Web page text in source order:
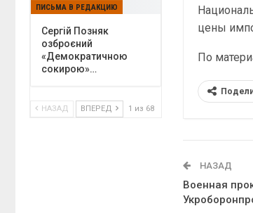
цены
По
НАЗАД
Военная
ПИСЬМА В РЕДАКЦИЮ
Сергій Позняк
озброєний
«Демократичною
сокирою»…
НАЗАД ВПЕРЕД 1 из 68